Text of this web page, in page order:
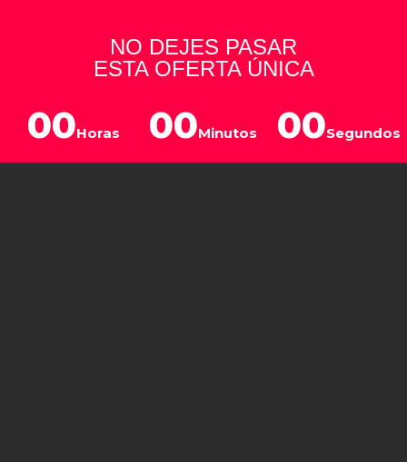
NO DEJES PASAR
ESTA OFERTA ÚNICA
00Horas 00Minutos 00Segundos